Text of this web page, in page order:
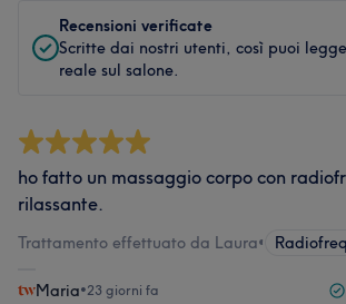
Recensioni verificate
Scritte dai nostri utenti, così puoi
reale sul salone.
ho fatto un massaggio corpo con
rilassante.
Trattamento effettuato da Laura•
Maria•23 giorni fa